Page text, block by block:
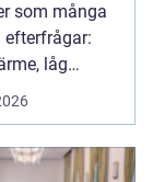
som många
efterfrågar:
låg
och